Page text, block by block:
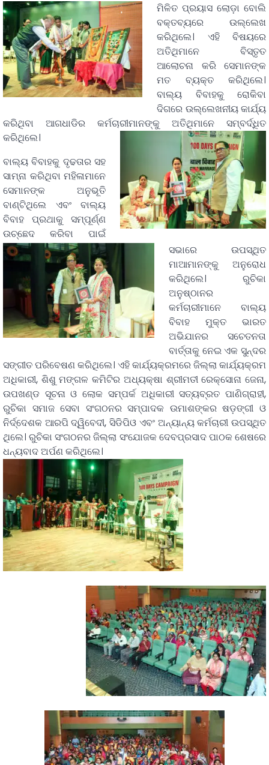
ମିଳିତ ପ୍ରୟାସ ଲୋଡ଼ା ବୋଲି
ବକ୍ତବ୍ୟରେ ଉଲ୍ଲେଖ
କରିଥିଲେ। ଏହି ବିଷୟରେ
ଅତିଥିମାନେ ବିସ୍ତୃତ
ଆଲୋଚନା କରି ସେମାନଙ୍କ
ମତ ବ୍ୟକ୍ତ କରିଥିଲେ।
ବାଲ୍ୟ ବିବାହକୁ ରୋକିବା
ଦିଗରେ ଉଲ୍ଲେଖନୀୟ କାର୍ଯ୍ୟ
କରିଥିବା ଆଗଧାଡିର କର୍ମଚାରୀମାନଙ୍କୁ ଅତିଥିମାନେ ସମ୍ବର୍ଦ୍ଧିତ
କରିଥିଲେ।
ବାଲ୍ୟ ବିବାହକୁ ଦୃଢତାର ସହ
ସାମ୍ନା କରିଥିବା ମହିଳାମାନେ
ସେମାନଙ୍କ ଅନୁଭୂତି
ବାଣ୍ଟିଥିଲେ ଏବଂ ବାଲ୍ୟ
ବିବାହ ପ୍ରଥାକୁ ସମ୍ପୂର୍ଣ୍ଣ
ଉଚ୍ଛେଦ କରିବା ପାଇଁ
ସଭାରେ ଉପସ୍ଥିତ
ମାଆମାନଙ୍କୁ ଅନୁରୋଧ
କରିଥିଲେ। ରୁଚିକା
ଅନୁଷ୍ଠାନର
କର୍ମଚାରୀମାନେ ବାଲ୍ୟ
ବିବାହ ମୁକ୍ତ ଭାରତ
ଅଭିଯାନର ସଚେତନତା
ବାର୍ତ୍ତାକୁ ନେଇ ଏକ ସୁନ୍ଦର
ସଙ୍ଗୀତ ପରିବେଷଣ କରିଥିଲେ। ଏହି କାର୍ଯ୍ୟକ୍ରମରେ ଜିଲ୍ଲା କାର୍ଯ୍ୟକ୍ରମ
ଅଧିକାରୀ, ଶିଶୁ ମଙ୍ଗଳ କମିଟିର ଅଧ୍ୟକ୍ଷା ଶ୍ରୀମତୀ ରେକ୍ସୋନା ଜେନା,
ଉପଖଣ୍ଡ ସୂଚନା ଓ ଲୋକ ସମ୍ପର୍କ ଅଧିକାରୀ ସତ୍ୟବ୍ରତ ପାଣିଗ୍ରାହୀ,
ରୁଚିକା ସମାଜ ସେବା ସଂଗଠନର ସମ୍ପାଦକ ଉମାଶଙ୍କର ଷଡ଼ଙ୍ଗୀ ଓ
ନିର୍ଦ୍ଦେଶକ ଆରପି ଦ୍ୱିବେଦୀ, ସିଡିପିଓ ଏବଂ ଅନ୍ୟାନ୍ୟ କର୍ମଚାରୀ ଉପସ୍ଥିତ
ଥିଲେ। ରୁଚିକା ସଂଗଠନର ଜିଲ୍ଲା ସଂଯୋଜକ ଦେବପ୍ରସାଦ ପାଠକ ଶେଷରେ
ଧନ୍ୟବାଦ ଅର୍ପଣ କରିଥିଲେ।